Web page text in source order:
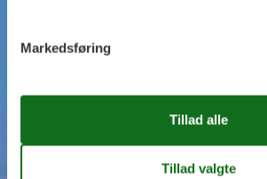
Markedsføring